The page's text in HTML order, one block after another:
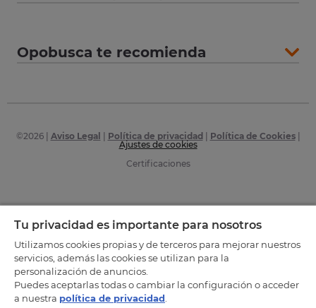
Opobusca te recomienda
©2026| Aviso Legal Política de privacidad Política de Cookies|
Ajustes de cookies
Certificaciones
Tu privacidad es importante para nosotros
Utilizamos cookies propias y de terceros para mejorar nuestros
servicios, además las cookies se utilizan para la
personalización de anuncios.
Puedes aceptarlas todas o cambiar la configuración o acceder
a nuestra política de privacidad